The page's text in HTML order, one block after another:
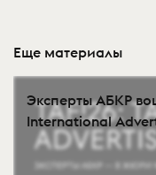
Еще материалы
Эксперты АБКР
International